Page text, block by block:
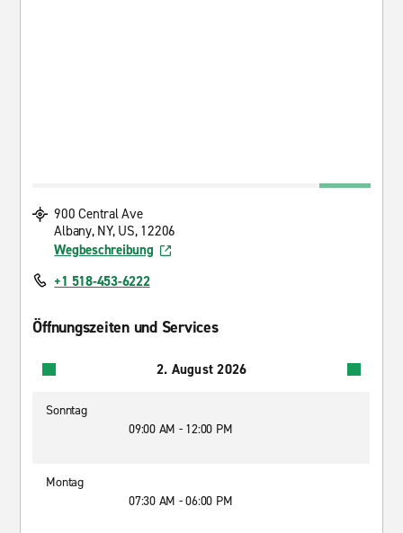
900 Central Ave
Albany, NY, US, 12206
Wegbeschreibung
+1 518-453-6222
Öffnungszeiten und Services
2. August 2026
Sonntag
09:00 AM - 12:00 PM
Montag
07:30 AM - 06:00 PM